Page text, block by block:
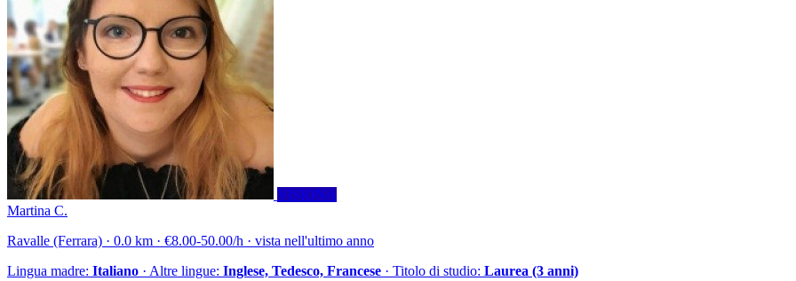
VISIONA
Martina C.
Ravalle (Ferrara) · 0.0 km · €8.00-50.00/h · vista nell'ultimo anno
Lingua madre: Italiano · Altre lingue: Inglese, Tedesco, Francese · Titolo di studio: Laurea (3 anni)